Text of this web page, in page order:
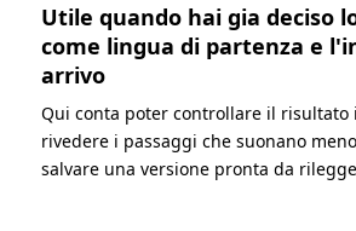
Utile quando hai gia deciso
come lingua di partenza e
arrivo
Qui conta poter controllare il risultato
rivedere i passaggi che suonano
salvare una versione pronta da